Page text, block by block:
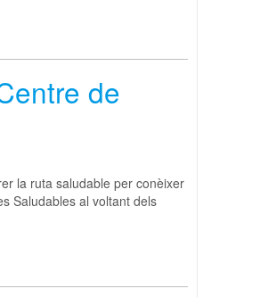
de
la ruta saludable per conèixer
Saludables al voltant dels